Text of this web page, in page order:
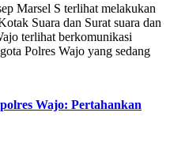
Marsel S terlihat melakukan
Suara dan Surat suara dan
terlihat berkomunikasi
Polres Wajo yang sedang
Wajo: Pertahankan